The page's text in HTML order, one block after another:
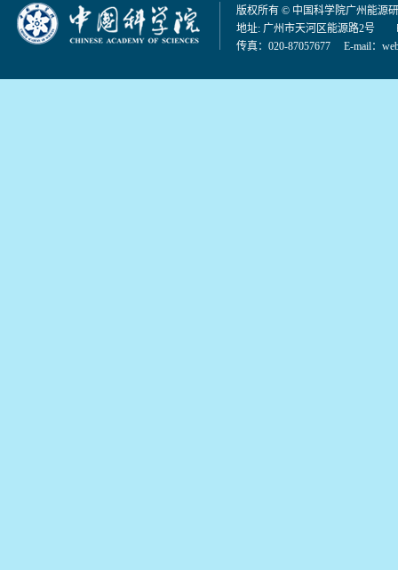
版权所有 © 中国科学院广州能源
地址: 广州市天河区能源路2号
传真：020-87057677 E-mail：